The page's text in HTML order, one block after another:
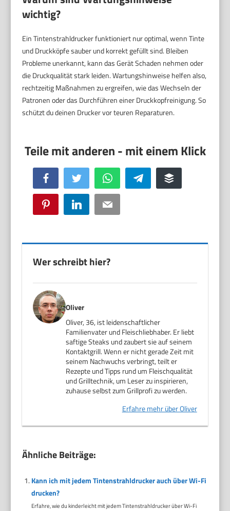
wichtig?
Ein Tintenstrahldrucker funktioniert nur optimal, wenn Tinte
und Druckköpfe sauber und korrekt gefüllt sind. Bleiben
Probleme unerkannt, kann das Gerät Schaden nehmen oder
die Druckqualität stark leiden. Wartungshinweise helfen also,
rechtzeitig Maßnahmen zu ergreifen, wie das Wechseln der
Patronen oder das Durchführen einer Druckkopfreinigung. So
schützt du deinen Drucker vor teuren Reparaturen.
Facebook Twitter WhatsApp Telegram Buffer
Pinterest LinkedIn Email
Wer schreibt hier?
Oliver
Oliver, 36, ist leidenschaftlicher
Familienvater und Fleischliebhaber. Er liebt
saftige Steaks und zaubert sie auf seinem
Kontaktgrill. Wenn er nicht gerade Zeit mit
seinem Nachwuchs verbringt, teilt er
Rezepte und Tipps rund um Fleischqualität
und Grilltechnik, um Leser zu inspirieren,
zuhause selbst zum Grillprofi zu werden.
Erfahre mehr über Oliver
Ähnliche Beiträge:
Kann ich mit jedem Tintenstrahldrucker auch über Wi-Fi
drucken?
Erfahre, wie du kinderleicht mit jedem Tintenstrahldrucker über Wi-Fi